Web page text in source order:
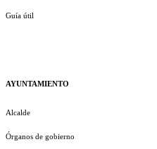
Guía útil
AYUNTAMIENTO
Alcalde
Órganos de gobierno